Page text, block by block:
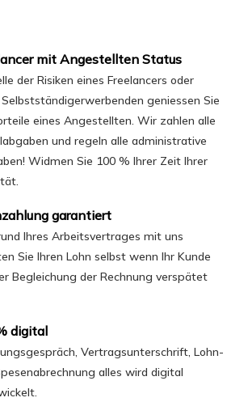
mit Angestellten Status
der Risiken eines Freelancers oder
geniessen Sie
eines Angestellten. Wir zahlen alle
und regeln alle administrative
Widmen Sie 100 % Ihrer Zeit Ihrer
garantiert
Ihres Arbeitsvertrages mit uns
Sie Ihren Lohn selbst wenn Ihr Kunde
Begleichung der Rechnung verspätet
digital
Vertragsunterschrift, Lohn-
alles wird digital